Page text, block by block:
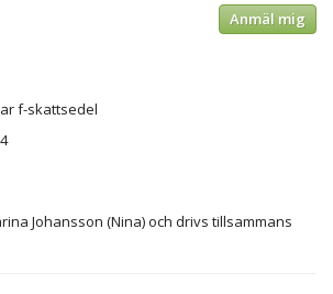
Anmäl mig
f-skattsedel
Johansson (Nina) och drivs tillsammans